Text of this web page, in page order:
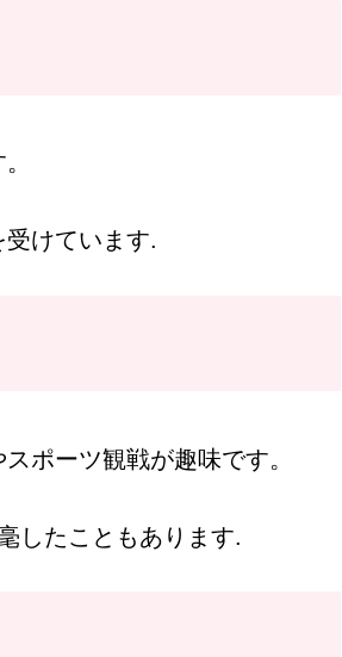
けています.
ポーツ観戦が趣味です。
したこともあります.